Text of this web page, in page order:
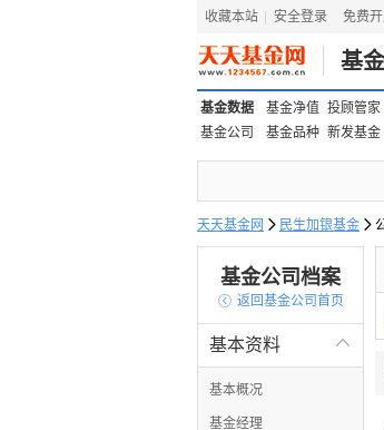
收藏本站 安全登录 免费开
基
基金数据 基金净值 投顾管家
基金公司
基金品种 新发基金
天天基金网  民生加银基金 
基金公司档案
 返回基金公司首页

基本资料
基本概况
基金经理